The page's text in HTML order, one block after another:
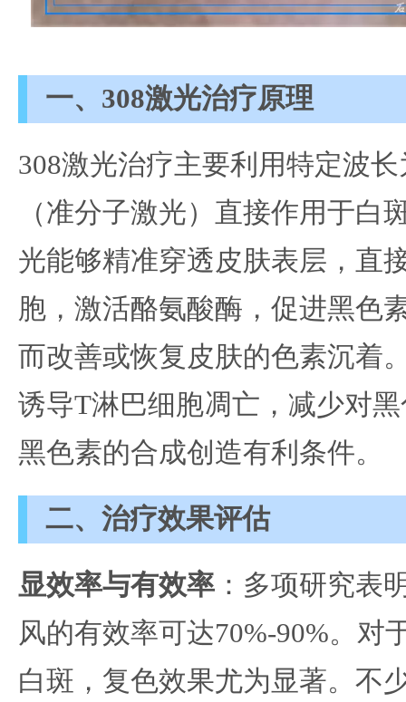
一、308激光治疗原理
308激光治疗主要利用特定波
（准分子激光）直接作用于白
光能够精准穿透皮肤表层，直
胞，激活酪氨酸酶，促进黑色
而改善或恢复皮肤的色素沉着
诱导T淋巴细胞凋亡，减少对
黑色素的合成创造有利条件。
二、治疗效果评估
显效率与有效率 ：多项研究表
风的有效率可达70%-90%。对
白斑，复色效果尤为显著。不